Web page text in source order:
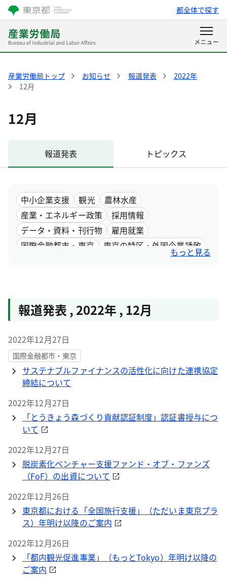
都全体で探す
産業労働局トップ お知らせ 報道発表
2022年
12月
12月
報道発表 トピックス
中小企業支援 観光
農林水産
産業・エネルギー政策
採用情報
データ・資料・刊行物
雇用就業
国際金融都市・東京
東京の特区・外国企業誘致
もっと見る
報道発表 , 2022年 , 12月
2022年12月27日
国際金融都市・東京
サステナブルファイナンスの活性化に向けた連携協定
締結について
2022年12月27日
「とうきょう森づくり貢献認証制度」認証書授与につ
いて
2022年12月27日
脱炭素化ベンチャー支援ファンド・オブ・ファンズ
（FoF）の出資について
2022年12月26日
東京都における「全国旅行支援」（ただいま東京プラ
ス）年明け以降のご案内
2022年12月26日
「都内観光促進事業」（もっとTokyo）年明け以降の
ご案内